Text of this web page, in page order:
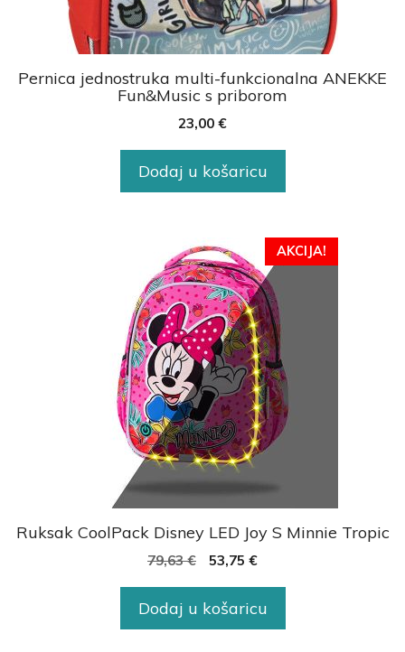
Pernica jednostruka multi-funkcionalna ANEKKE
Fun&Music s priborom
23,00 €
Dodaj u košaricu
AKCIJA!
Ruksak CoolPack Disney LED Joy S Minnie Tropic
79,63€ 53,75 €
Dodaj u košaricu